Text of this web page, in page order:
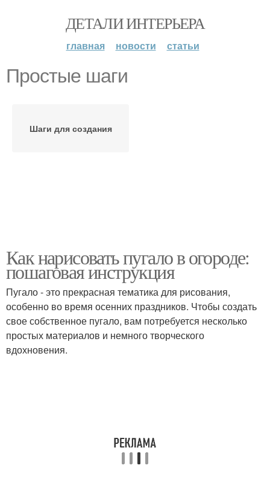
ДЕТАЛИ ИНТЕРЬЕРА
главная новости статьи
Простые шаги
Шаги для создания
Как нарисовать пугало в огороде:
пошаговая инструкция
Пугало - это прекрасная тематика для рисования,
особенно во время осенних праздников. Чтобы создать
свое собственное пугало, вам потребуется несколько
простых материалов и немного творческого
вдохновения.